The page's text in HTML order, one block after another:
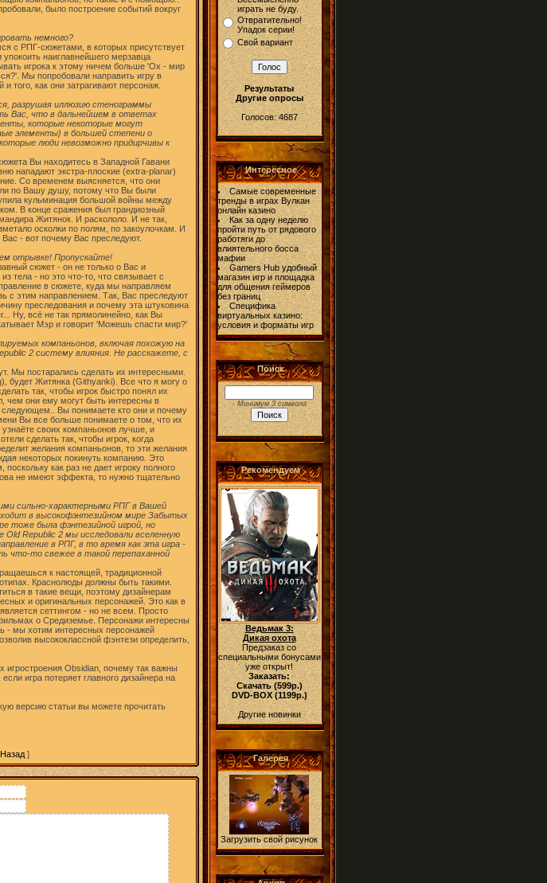
было построение событий вокруг
немного?
с РПГ-сюжетами, в которых присутствует
наиглавнейшего мерзавца
игрока к этому ничем больше 'Ох - мир
Мы попробовали направить игру в
того, как они затрагивают персонаж.
разрушая иллюзию стенограммы
Вас, что в дальнейшем в ответах
которые некоторые могут
элементы) в большей степени о
люди невозможно придирчивы к
Вы находитесь в Западной Гавани
нападают экстра-плоские (extra-planar)
Со временем выясняется, что они
по Вашу душу, потому что Вы были
кульминация большой войны между
В конце сражения был грандиозный
Житянок. И раскололо. И не так,
осколки по полям, по закоулочкам. И
- вот почему Вас преследуют.
отрывке! Пропускайте!
сюжет - он не только о Вас и
тела - но это что-то, что связывает с
в сюжете, куда мы направляем
с этим направлением. Так, Вас преследуют
преследования и почему эта штуковина
Ну, всё не так прямолинейно, как Вы
Мэр и говорит 'Можешь спасти мир?'
компаньонов, включая похожую на
2 систему влияния. Не расскажете, с
Мы постарались сделать их интересными.
будет Житянка (Githyanki). Все что я могу о
так, чтобы игрок быстро понял их
чем они ему могут быть интересны в
Вы понимаете кто они и почему
Вы все больше понимаете о том, что их
своих компаньонов лучше, и
сделать так, чтобы игрок, когда
желания компаньонов, то эти желания
некоторых покинуть компанию. Это
как раз не дает игроку полного
не имеют эффекта, то нужно тщательно
сильно-характерными РПГ в Вашей
в высокофэнтезийном мире Забытых
тоже была фэнтезийной игрой, но
Old Republic 2 мы исследовали вселенную
в РПГ, в то время как эта игра -
что-то свежее в такой перепаханной
к настоящей, традиционной
Краснолюды должны быть такими.
в такие вещи, поэтому дизайнерам
и оригинальных персонажей. Это как в
сеттингом - но не всем. Просто
о Средиземье. Персонажи интересны
- мы хотим интересных персонажей
высококлассной фэнтези определить,
игростроения Obsidian, почему так важны
игра потеряет главного дизайнера на
версию статьи вы можете прочитать
Назад]
играть не буду.
Отвратительно!
Упадок серии!
Свой вариант
Результаты
Другие опросы
Голосов: 4687
Интересное
Самые современные
тренды в играх Вулкан
онлайн казино
Как за одну неделю
пройти путь от рядового
работяги до
влиятельного босса
мафии
Gamers Hub удобный
магазин игр и площадка
для общения геймеров
без границ
Специфика
виртуальных казино:
условия и форматы игр
Поиск
- Минимум 3 символа
Рекомендуем
Ведьмак 3:
Дикая охота
Предзаказ со
специальными бонусами
уже открыт!
Заказать:
Скачать (599р.)
DVD-BOX (1199р.)
Другие новинки
Галерея
Загрузить свой рисунок